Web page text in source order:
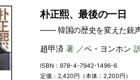
朴正熙、最後の一日
―― 韓国の歴史を変えた銃
趙甲済 著 ／ベ・ヨンホン
ISBN：978-4-7942-1496-6
定価：2,420円（本体：2,200円）